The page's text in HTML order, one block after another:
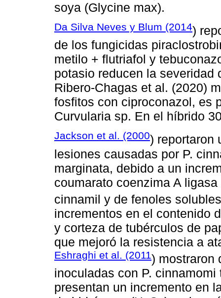
soya (Glycine max).
Da Silva Neves y Blum (2014)
de los fungicidas
metilo + flutriafol y
potasio reducen la severidad
Ribero-Chagas et al. (2020)
fosfitos con ciproconazol, es
Curvularia sp. En el híbrido
Jackson et al. (2000) reportaron
lesiones causadas por P.
marginata, debido a un
coumarato coenzima A
cinnamil y de fenoles
incrementos en el contenido
y corteza de tubérculos de
que mejoró la resistencia a
Eshraghi et al. (2011) mostraron
inoculadas con P.
presentan un incremento en